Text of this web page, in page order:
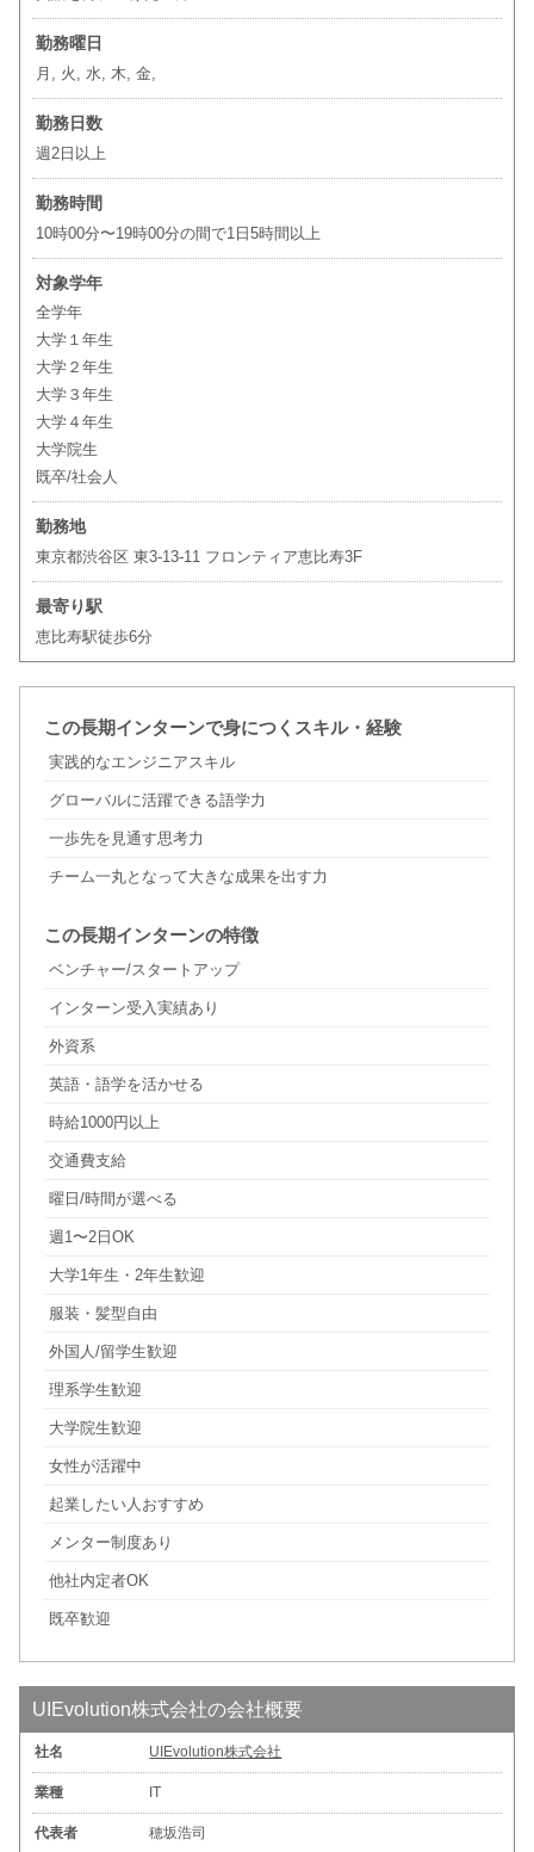
勤務曜日
月, 火, 水, 木, 金,
勤務日数
週2日以上
勤務時間
10時00分〜19時00分の間で1日5時間以上
対象学年
全学年
大学１年生
大学２年生
大学３年生
大学４年生
大学院生
既卒/社会人
勤務地
東京都渋谷区 東3-13-11 フロンティア恵比寿3F
最寄り駅
恵比寿駅徒歩6分
この長期インターンで身につくスキル・経験
実践的なエンジニアスキル
グローバルに活躍できる語学力
一歩先を見通す思考力
チーム一丸となって大きな成果を出す力
この長期インターンの特徴
ベンチャー/スタートアップ
インターン受入実績あり
外資系
英語・語学を活かせる
時給1000円以上
交通費支給
曜日/時間が選べる
週1〜2日OK
大学1年生・2年生歓迎
服装・髪型自由
外国人/留学生歓迎
理系学生歓迎
大学院生歓迎
女性が活躍中
起業したい人おすすめ
メンター制度あり
他社内定者OK
既卒歓迎
UIEvolution株式会社の会社概要
社名 UIEvolution株式会社
業種 IT
代表者 穂坂浩司